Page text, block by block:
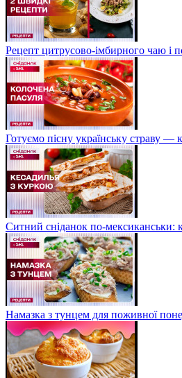
Рецепт цитрусово-імбирного чаю і
Готуємо пісну українську страву —
Ситний сніданок по-мексиканськи:
Намазка з тунцем для поживної